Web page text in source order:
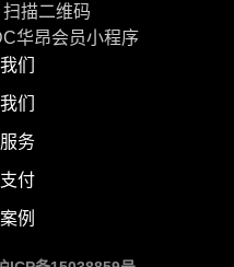
扫描二维码
华昂会员小程序
们
们
务
付
例